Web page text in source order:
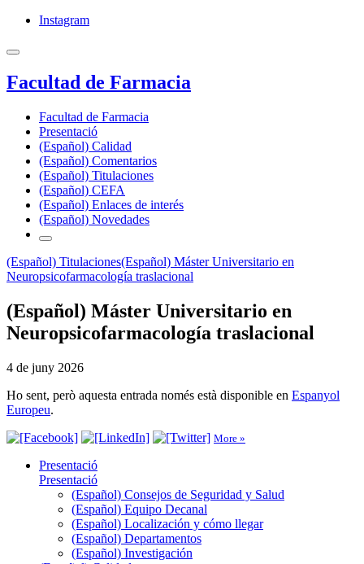
Instagram
Facultad de Farmacia
Facultad de Farmacia
Presentació
(Español) Calidad
(Español) Comentarios
(Español) Titulaciones
(Español) CEFA
(Español) Enlaces de interés
(Español) Novedades
(Español) Titulaciones(Español) Máster Universitario en
Neuropsicofarmacología traslacional
(Español) Máster Universitario en
Neuropsicofarmacología traslacional
4 de juny 2026
Ho sent, però aquesta entrada només està disponible en Espanyol
Europeu.
More »
Presentació
Presentació
(Español) Consejos de Seguridad y Salud
(Español) Equipo Decanal
(Español) Localización y cómo llegar
(Español) Departamentos
(Español) Investigación